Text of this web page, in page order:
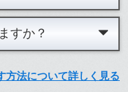
すか？
方法について詳しく見る